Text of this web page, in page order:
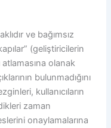
ve bağımsız
(geliştiricilerin
atlamasına olanak
bulunmadığını
kullanıcıların
zaman
onaylamalarına